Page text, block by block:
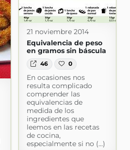
21 noviembre 2014
Equivalencia de peso
en gramos sin báscula
46 0
En ocasiones nos
resulta complicado
comprender las
equivalencias de
medida de los
ingredientes que
leemos en las recetas
de cocina,
especialmente si no (...)